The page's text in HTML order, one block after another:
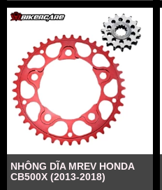
NHÔNG DĨA MREV HONDA
CB500X (2013-2018)